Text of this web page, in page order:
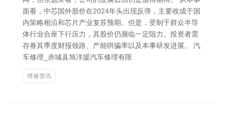
面看，中芯国外股价在2024年头出现反弹，主要收成于国
内策略相沿和芯片产业复苏预期。但是，受制于群众半导
体行业合座下行压力，其股价仍濒临一定阻力。投资者需
存眷其季度财报领路、产能哄骗率以及本事研发进展。 汽
车修理_赤城县旭洋援汽车修理有限
维修资讯